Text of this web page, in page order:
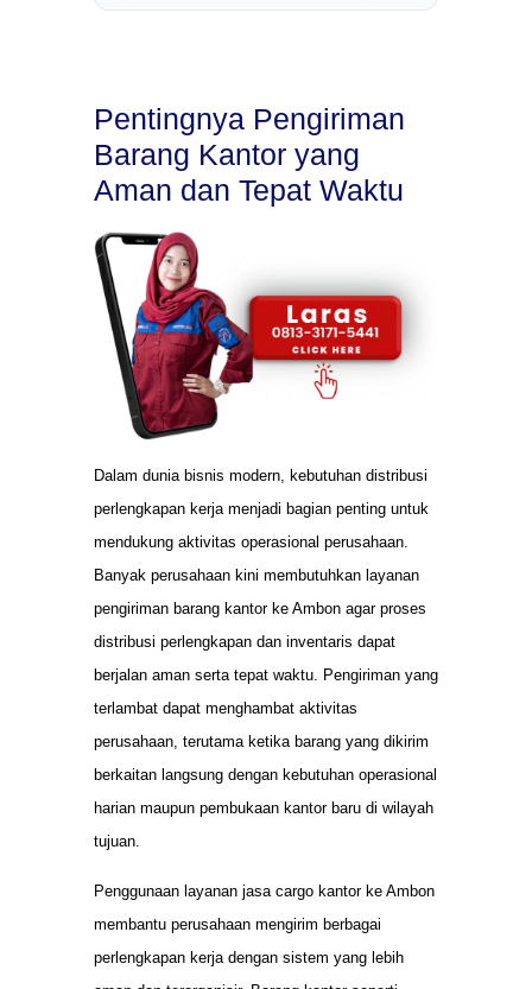
Pentingnya Pengiriman
Barang Kantor yang
Aman dan Tepat Waktu
Dalam dunia bisnis modern, kebutuhan distribusi
perlengkapan kerja menjadi bagian penting untuk
mendukung aktivitas operasional perusahaan.
Banyak perusahaan kini membutuhkan layanan
pengiriman barang kantor ke Ambon agar proses
distribusi perlengkapan dan inventaris dapat
berjalan aman serta tepat waktu. Pengiriman yang
terlambat dapat menghambat aktivitas
perusahaan, terutama ketika barang yang dikirim
berkaitan langsung dengan kebutuhan operasional
harian maupun pembukaan kantor baru di wilayah
tujuan.
Penggunaan layanan jasa cargo kantor ke Ambon
membantu perusahaan mengirim berbagai
perlengkapan kerja dengan sistem yang lebih